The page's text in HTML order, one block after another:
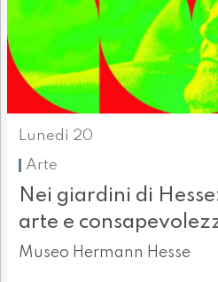
Lunedì 20
Arte
Nei giardini di
arte e
Museo Hermann Hesse